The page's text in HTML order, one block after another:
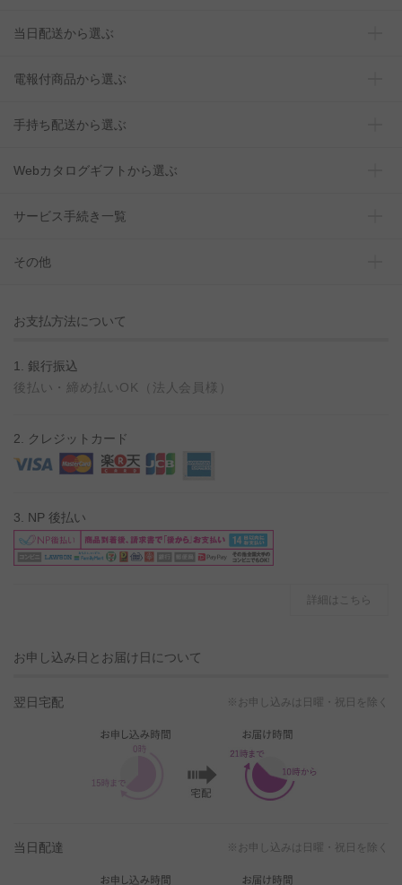
当日配送から選ぶ
電報付商品から選ぶ
手持ち配送から選ぶ
Webカタログギフトから選ぶ
サービス手続き一覧
その他
お支払方法について
1. 銀行振込
後払い・締め払いOK（法人会員様）
2. クレジットカード
3. NP 後払い
詳細はこちら
お申し込み日とお届け日について
翌日宅配 ※お申し込みは日曜・祝日を除く
当日配達 ※お申し込みは日曜・祝日を除く